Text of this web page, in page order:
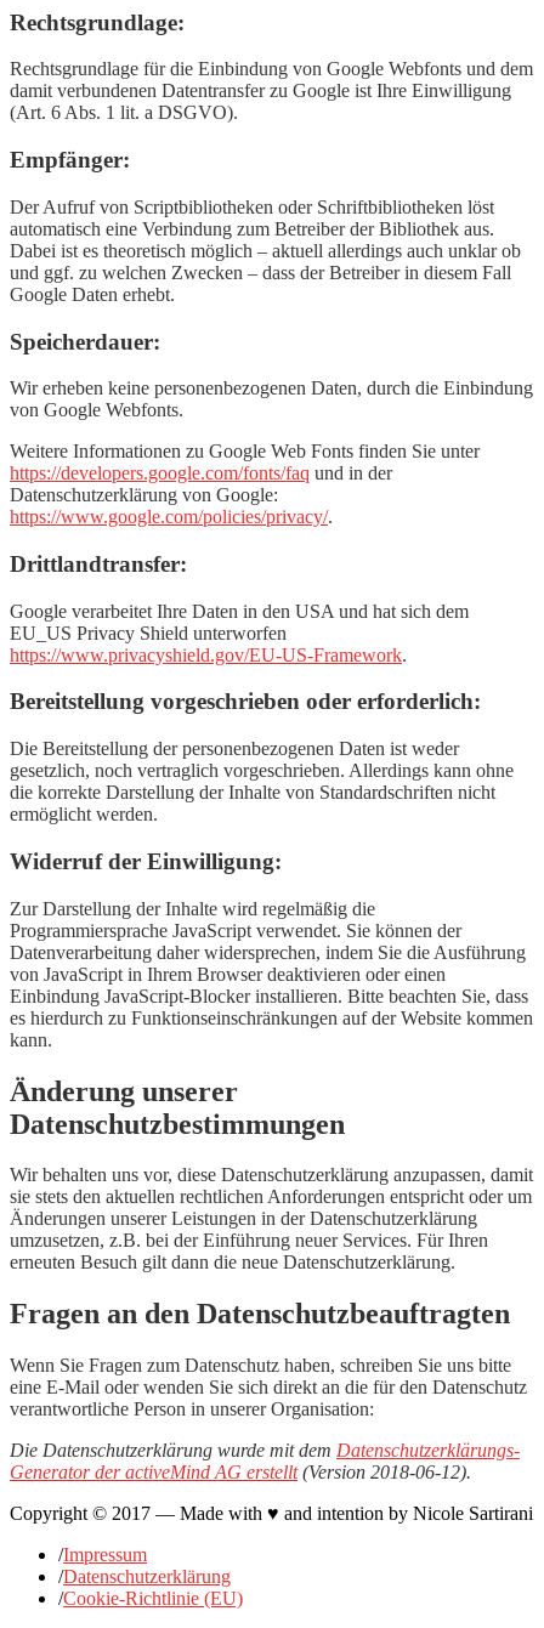
Rechtsgrundlage:
Rechtsgrundlage für die Einbindung von Google Webfonts und dem
damit verbundenen Datentransfer zu Google ist Ihre Einwilligung
(Art. 6 Abs. 1 lit. a DSGVO).
Empfänger:
Der Aufruf von Scriptbibliotheken oder Schriftbibliotheken löst
automatisch eine Verbindung zum Betreiber der Bibliothek aus.
Dabei ist es theoretisch möglich – aktuell allerdings auch unklar ob
und ggf. zu welchen Zwecken – dass der Betreiber in diesem Fall
Google Daten erhebt.
Speicherdauer:
Wir erheben keine personenbezogenen Daten, durch die Einbindung
von Google Webfonts.
Weitere Informationen zu Google Web Fonts finden Sie unter
https://developers.google.com/fonts/faq und in der
Datenschutzerklärung von Google:
https://www.google.com/policies/privacy/.
Drittlandtransfer:
Google verarbeitet Ihre Daten in den USA und hat sich dem
EU_US Privacy Shield unterworfen
https://www.privacyshield.gov/EU-US-Framework.
Bereitstellung vorgeschrieben oder erforderlich:
Die Bereitstellung der personenbezogenen Daten ist weder
gesetzlich, noch vertraglich vorgeschrieben. Allerdings kann ohne
die korrekte Darstellung der Inhalte von Standardschriften nicht
ermöglicht werden.
Widerruf der Einwilligung:
Zur Darstellung der Inhalte wird regelmäßig die
Programmiersprache JavaScript verwendet. Sie können der
Datenverarbeitung daher widersprechen, indem Sie die Ausführung
von JavaScript in Ihrem Browser deaktivieren oder einen
Einbindung JavaScript-Blocker installieren. Bitte beachten Sie, dass
es hierdurch zu Funktionseinschränkungen auf der Website kommen
kann.
Änderung unserer
Datenschutzbestimmungen
Wir behalten uns vor, diese Datenschutzerklärung anzupassen, damit
sie stets den aktuellen rechtlichen Anforderungen entspricht oder um
Änderungen unserer Leistungen in der Datenschutzerklärung
umzusetzen, z.B. bei der Einführung neuer Services. Für Ihren
erneuten Besuch gilt dann die neue Datenschutzerklärung.
Fragen an den Datenschutzbeauftragten
Wenn Sie Fragen zum Datenschutz haben, schreiben Sie uns bitte
eine E-Mail oder wenden Sie sich direkt an die für den Datenschutz
verantwortliche Person in unserer Organisation:
Die Datenschutzerklärung wurde mit dem Datenschutzerklärungs-
Generator der activeMind AG erstellt(Version 2018-06-12).
Copyright © 2017 — Made with ♥ and intention by Nicole Sartirani
/Impressum
/Datenschutzerklärung
/Cookie-Richtlinie (EU)